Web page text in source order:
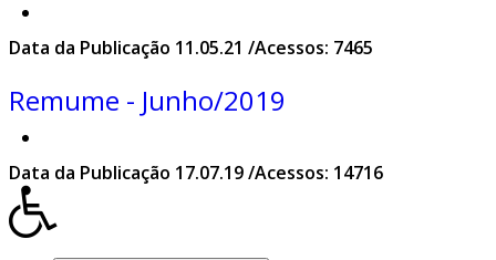
Data da Publicação 11.05.21 /Acessos: 7465
Remume - Junho/2019
Data da Publicação 17.07.19 /Acessos: 14716